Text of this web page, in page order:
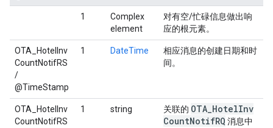
1
Complex
element
对有空/忙碌信息做出响
应的根元素。
OTA_HotelInv
CountNotifRS
/
@TimeStamp
1 DateTime
相应消息的创建日期和时
间。
OTA_HotelInv
CountNotifRS
1 string 关联的 OTA HotelInv
CountNotifRQ 消息中